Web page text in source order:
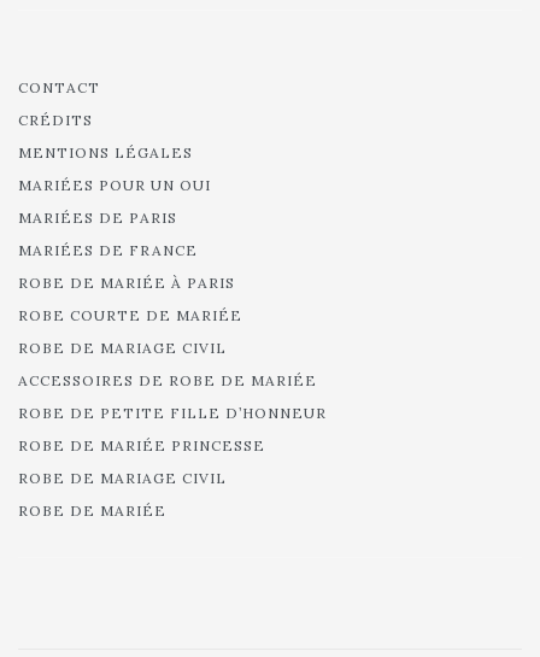
CONTACT
CRÉDITS
MENTIONS LÉGALES
MARIÉES POUR UN OUI
MARIÉES DE PARIS
MARIÉES DE FRANCE
ROBE DE MARIÉE À PARIS
ROBE COURTE DE MARIÉE
ROBE DE MARIAGE CIVIL
ACCESSOIRES DE ROBE DE MARIÉE
ROBE DE PETITE FILLE D’HONNEUR
ROBE DE MARIÉE PRINCESSE
ROBE DE MARIAGE CIVIL
ROBE DE MARIÉE